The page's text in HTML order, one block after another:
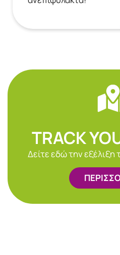
TRACK
Δείτε εδώ την εξέλιξη